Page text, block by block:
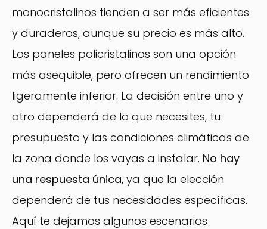
monocristalinos tienden a ser más eficientes
y duraderos, aunque su precio es más alto.
Los paneles policristalinos son una opción
más asequible, pero ofrecen un rendimiento
ligeramente inferior. La decisión entre uno y
otro dependerá de lo que necesites, tu
presupuesto y las condiciones climáticas de
la zona donde los vayas a instalar. No hay
una respuesta única, ya que la elección
dependerá de tus necesidades específicas.
Aquí te dejamos algunos escenarios